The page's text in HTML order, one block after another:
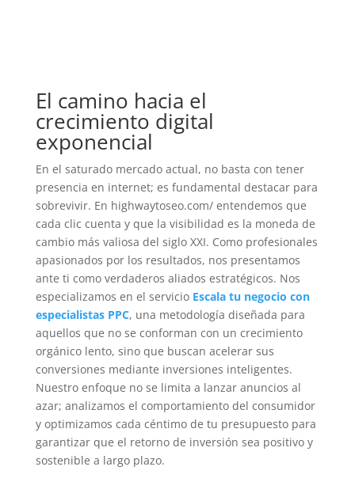
El camino hacia el
crecimiento digital
exponencial
En el saturado mercado actual, no basta con tener
presencia en internet; es fundamental destacar para
sobrevivir. En highwaytoseo.com/ entendemos que
cada clic cuenta y que la visibilidad es la moneda de
cambio más valiosa del siglo XXI. Como profesionales
apasionados por los resultados, nos presentamos
ante ti como verdaderos aliados estratégicos. Nos
especializamos en el servicio Escala tu negocio con
especialistas PPC, una metodología diseñada para
aquellos que no se conforman con un crecimiento
orgánico lento, sino que buscan acelerar sus
conversiones mediante inversiones inteligentes.
Nuestro enfoque no se limita a lanzar anuncios al
azar; analizamos el comportamiento del consumidor
y optimizamos cada céntimo de tu presupuesto para
garantizar que el retorno de inversión sea positivo y
sostenible a largo plazo.